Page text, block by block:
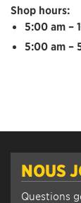
Shop hours:
5:00 am –
5:00 am –
NOUS
Questions